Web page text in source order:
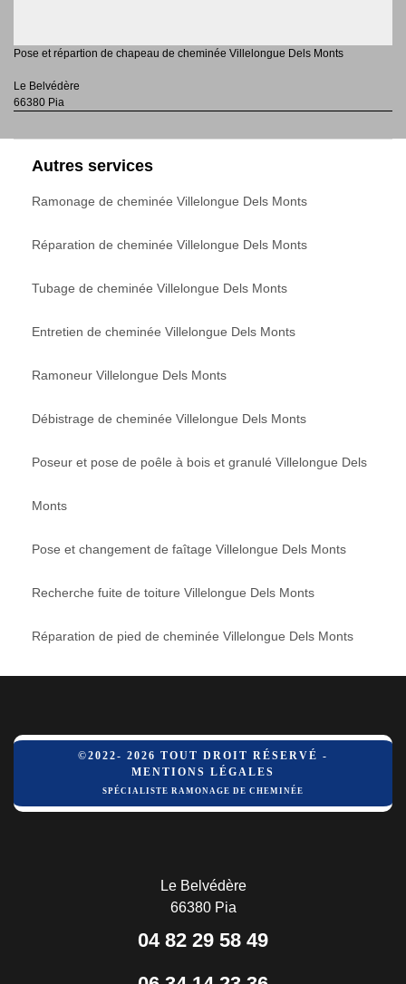
Pose et répartion de chapeau de cheminée Villelongue Dels Monts
Le Belvédère
66380 Pia
Autres services
Ramonage de cheminée Villelongue Dels Monts
Réparation de cheminée Villelongue Dels Monts
Tubage de cheminée Villelongue Dels Monts
Entretien de cheminée Villelongue Dels Monts
Ramoneur Villelongue Dels Monts
Débistrage de cheminée Villelongue Dels Monts
Poseur et pose de poêle à bois et granulé Villelongue Dels
Monts
Pose et changement de faîtage Villelongue Dels Monts
Recherche fuite de toiture Villelongue Dels Monts
Réparation de pied de cheminée Villelongue Dels Monts
©2022- 2026 TOUT DROIT RÉSERVÉ -
MENTIONS LÉGALES
SPÉCIALISTE RAMONAGE DE CHEMINÉE
Le Belvédère
66380 Pia
04 82 29 58 49